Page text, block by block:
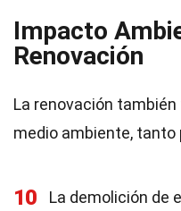
Impacto
Renovación
La renovación
medio ambiente,
10
La demolición de